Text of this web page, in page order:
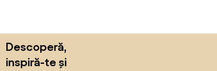
Descoperă,
inspiră-te și